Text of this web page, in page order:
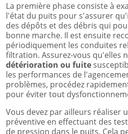
La première phase consiste à
l'état du puits pour s'assurer
des dépôts et des débris qui
bonne marche. Il est ensuite
périodiquement les conduites
filtration. Assurez-vous qu'elles
détérioration ou fuite
les performances de
problèmes, procédez
pour éviter tout
Vous devez par ailleurs réaliser
préventive en effectuant des
de pression dans le puits. Cela